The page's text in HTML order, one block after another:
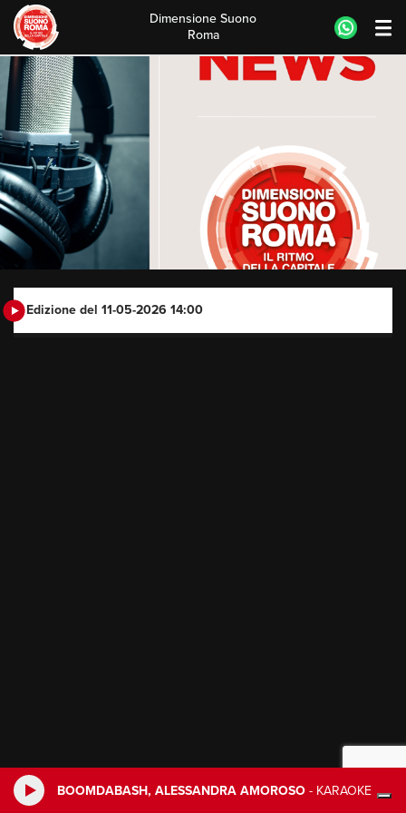
BOOMDABASH, ALESSANDRA AMOROSO - KARAOKE
Skip
to
content
Dimensione Suono
Roma
Edizione del 11-05-2026 14:00